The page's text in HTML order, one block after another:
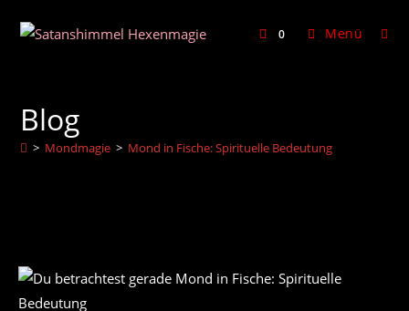
Inhalt
0 Menü
Blog
> Mondmagie > Mond in Fische: Spirituelle Bedeutung